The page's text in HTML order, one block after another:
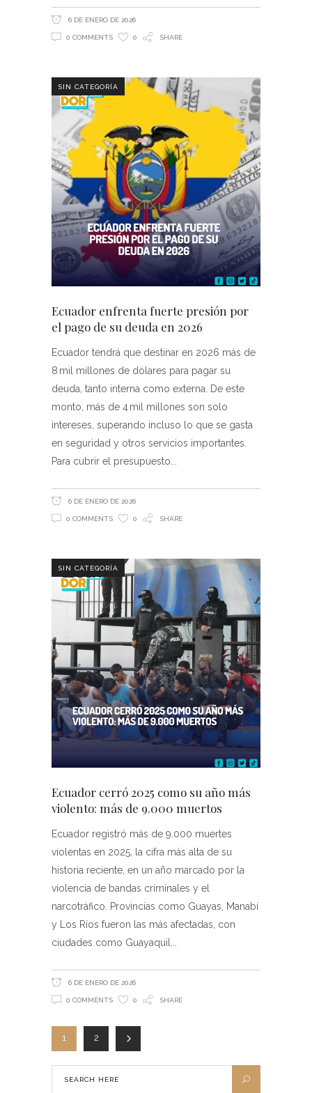
6 DE ENERO DE 2026
0 COMMENTS 0 SHARE
SIN CATEGORÍA
Ecuador enfrenta fuerte presión por
el pago de su deuda en 2026
Ecuador tendrá que destinar en 2026 más de
8 mil millones de dólares para pagar su
deuda, tanto interna como externa. De este
monto, más de 4 mil millones son solo
intereses, superando incluso lo que se gasta
en seguridad y otros servicios importantes.
Para cubrir el presupuesto
6 DE ENERO DE 2026
0 COMMENTS 0 SHARE
SIN CATEGORÍA
Ecuador cerró 2025 como su año más
violento: más de 9.000 muertos
Ecuador registró más de 9.000 muertes
violentas en 2025, la cifra más alta de su
historia reciente, en un año marcado por la
violencia de bandas criminales y el
narcotráfico. Provincias como Guayas, Manabí
y Los Ríos fueron las más afectadas, con
ciudades como Guayaquil
6 DE ENERO DE 2026
0 COMMENTS 0 SHARE
1 2